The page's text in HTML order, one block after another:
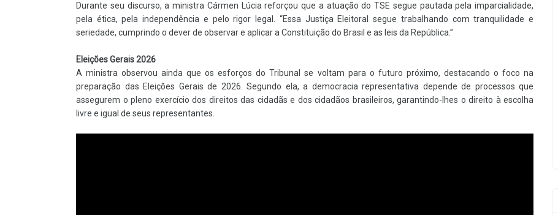
Durante seu discurso, a ministra Cármen Lúcia reforçou que a atuação do TSE segue pautada pela imparcialidade,
pela ética, pela independência e pelo rigor legal. “Essa Justiça Eleitoral segue trabalhando com tranquilidade e
seriedade, cumprindo o dever de observar e aplicar a Constituição do Brasil e as leis da República.”
Eleições Gerais 2026
A ministra observou ainda que os esforços do Tribunal se voltam para o futuro próximo, destacando o foco na
preparação das Eleições Gerais de 2026. Segundo ela, a democracia representativa depende de processos que
assegurem o pleno exercício dos direitos das cidadãs e dos cidadãos brasileiros, garantindo-lhes o direito à escolha
livre e igual de seus representantes.